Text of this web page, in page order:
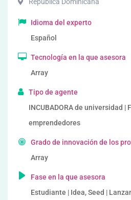
Idioma del experto
Español
Tecnología en la que asesora
Array
Tipo de agente
INCUBADORA de universidad |
emprendedores
Grado de innovación de los
Array
Fase en la que asesora
Estudiante | Idea, Seed |